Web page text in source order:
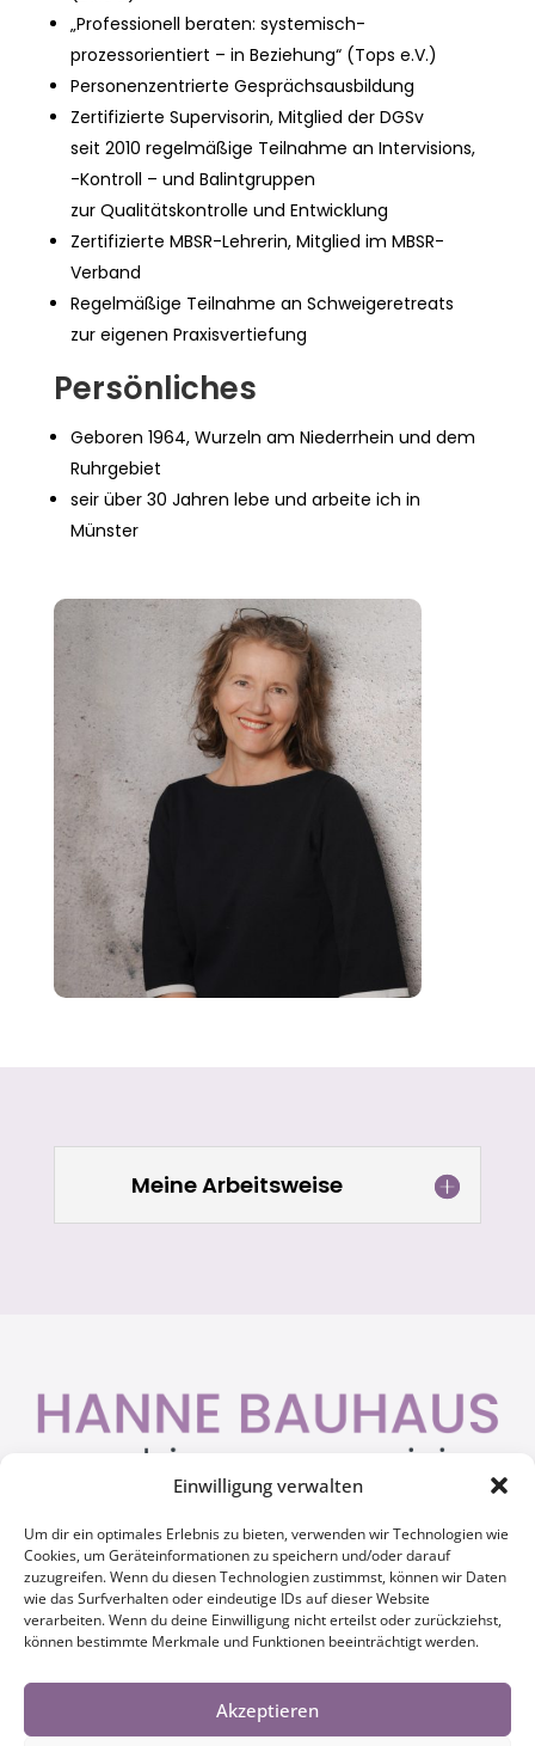
Einwilligung verwalten
Um dir ein optimales Erlebnis zu bieten, verwenden wir Technologien wie
Cookies, um Geräteinformationen zu speichern und/oder darauf
zuzugreifen. Wenn du diesen Technologien zustimmst, können wir Daten
wie das Surfverhalten oder eindeutige IDs auf dieser Website
verarbeiten. Wenn du deine Einwilligung nicht erteilst oder zurückziehst,
können bestimmte Merkmale und Funktionen beeinträchtigt werden.
Akzeptieren
„Professionell beraten: systemisch-
prozessorientiert – in Beziehung“ (Tops e.V.)
Personenzentrierte Gesprächsausbildung
Zertifizierte Supervisorin, Mitglied der DGSv
seit 2010 regelmäßige Teilnahme an Intervisions,
-Kontroll – und Balintgruppen
zur Qualitätskontrolle und Entwicklung
Zertifizierte MBSR-Lehrerin, Mitglied im MBSR-
Verband
Regelmäßige Teilnahme an Schweigeretreats
zur eigenen Praxisvertiefung
Persönliches
Geboren 1964, Wurzeln am Niederrhein und dem
Ruhrgebiet
seir über 30 Jahren lebe und arbeite ich in
Münster
Meine Arbeitsweise

Hammer Straße 39
48153 Münster

0251 714293
hannebauhaus@t-online.de